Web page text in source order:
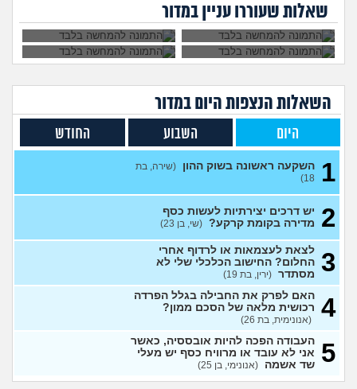
מלון במצוקה (מישהי, בת 30)
האם יש לכם עצות לגבי הבדל
הכנסה בזוגיות?
(כינוי, בן 23)
7
מטחברות, יש למישהו מידע
היכן ניתן להשיג כמות גדולה?
(שני, בת 30)
עצות
דילמת חיים: להשקיע 140,000
(ירין, בת 24)
עדיף לשלם סכום גדול
למכללה או לפתוח חיסכון?
(א, בת 26)
1
אחותי מכורה לסמים ונקלעה
לחובות, איך מתמודדים?
(נקטרינה, בת 30)
6
איך לבטל הכל ולהחזיר את
הסכום ששילמתי?
(אנונימית, בת
90)
0
מרגיש תקוע במקום מבחינת
עבודה והחיים (עוד אחד, בן 31)
1
איך לעזאזל בעל עסק יכול
לעשות פה כסף? (סתםאחד, בן
עצות
שאלות שעוררו עניין במדור
להפקיד לקרן
הפנסיה?
מה לעשות ואיפה
להשקיע?
השאלות הנצפות היוםבמדור
היום השבוע החודש
1 השקעה ראשונה בשוק ההון (שירה, בת
18)
2
יש דרכים יצירתיות לעשות כסף
מדירה בקומת קרקע? (שי, בן 23)
3 לצאת לעצמאות או לרדוף אחרי
החלום? החישוב הכלכלי שלי לא
מסתדר (ירין, בת 19)
4 האם לפרק את החבילה בגלל הפרדה
רכושית מלאה של הסכם ממון?
(אנונימית, בת 26)
5 העבודה הפכה להיות אובססיה, כאשר
אני לא עובד או מרוויח כסף יש מעלי
שד אשמה (אנונימי, בן 25)